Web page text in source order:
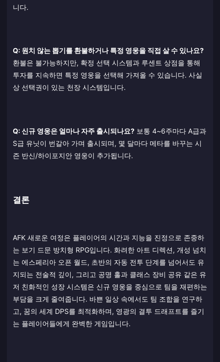
니다.
Q: 원치 않는 뽑기를 환불하거나 특정 영웅을 직접 살 수 있나요?
환불은 불가능하지만, 확정 선택 시스템과 루센트 상점을 통해
투자를 지속하면 특정 영웅을 선택해 가져올 수 있습니다. 사실
상 선택권이 있는 천장 시스템입니다.
Q: 신규 영웅은 얼마나 자주 출시되나요? 보통 4~6주마다 A급과
S급 유닛이 번갈아 가며 출시되며, 몇 달마다 메타를 바꾸는 시
즌 반신/하이포지안 영웅이 추가됩니다.
결론
AFK 새로운 여정은 플레이어의 시간과 지능을 진정으로 존중하
는 보기 드문 방치형 RPG입니다. 화려한 아트 디렉션, 개성 넘치
는 에스페리아 오픈 월드, 초반의 자동 전투 단계를 넘어서도 유
지되는 전술적 깊이, 그리고 공명 홀과 클래스 장비 공유 같은 유
저 친화적인 성장 시스템은 신규 영웅을 중심으로 팀을 재편하는
부담을 크게 줄여줍니다. 바쁜 일상 속에서도 팀 조합을 연구하
고, 꿈의 세계 DPS를 최적화하며, 영광의 결투 드래프트를 즐기
는 플레이어들에게 완벽한 게임입니다.